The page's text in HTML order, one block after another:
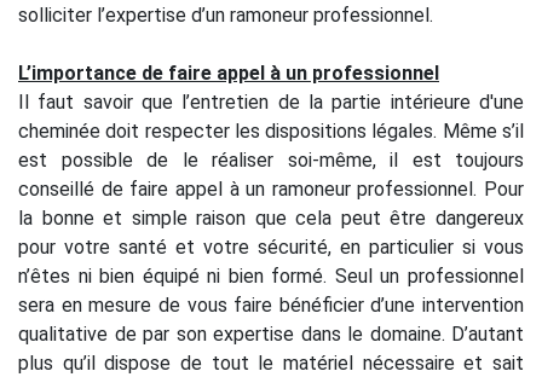
solliciter l’expertise d’un ramoneur professionnel.
L’importance de faire appel à un professionnel
Il faut savoir que l’entretien de la partie intérieure d'une
cheminée doit respecter les dispositions légales. Même s’il
est possible de le réaliser soi-même, il est toujours
conseillé de faire appel à un ramoneur professionnel. Pour
la bonne et simple raison que cela peut être dangereux
pour votre santé et votre sécurité, en particulier si vous
n’êtes ni bien équipé ni bien formé. Seul un professionnel
sera en mesure de vous faire bénéficier d’une intervention
qualitative de par son expertise dans le domaine. D’autant
plus qu’il dispose de tout le matériel nécessaire et sait